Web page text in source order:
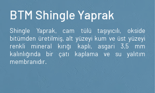
BTM Shingle Yaprak
Shingle Yaprak, cam tülü taşıyıcılı, okside
bitümden üretilmiş, alt yüzeyi kum ve üst yüzeyi
renkli mineral kırığı kaplı, asgari 3,5 mm
kalınlığında bir çatı kaplama ve su yalıtım
membranıdır.